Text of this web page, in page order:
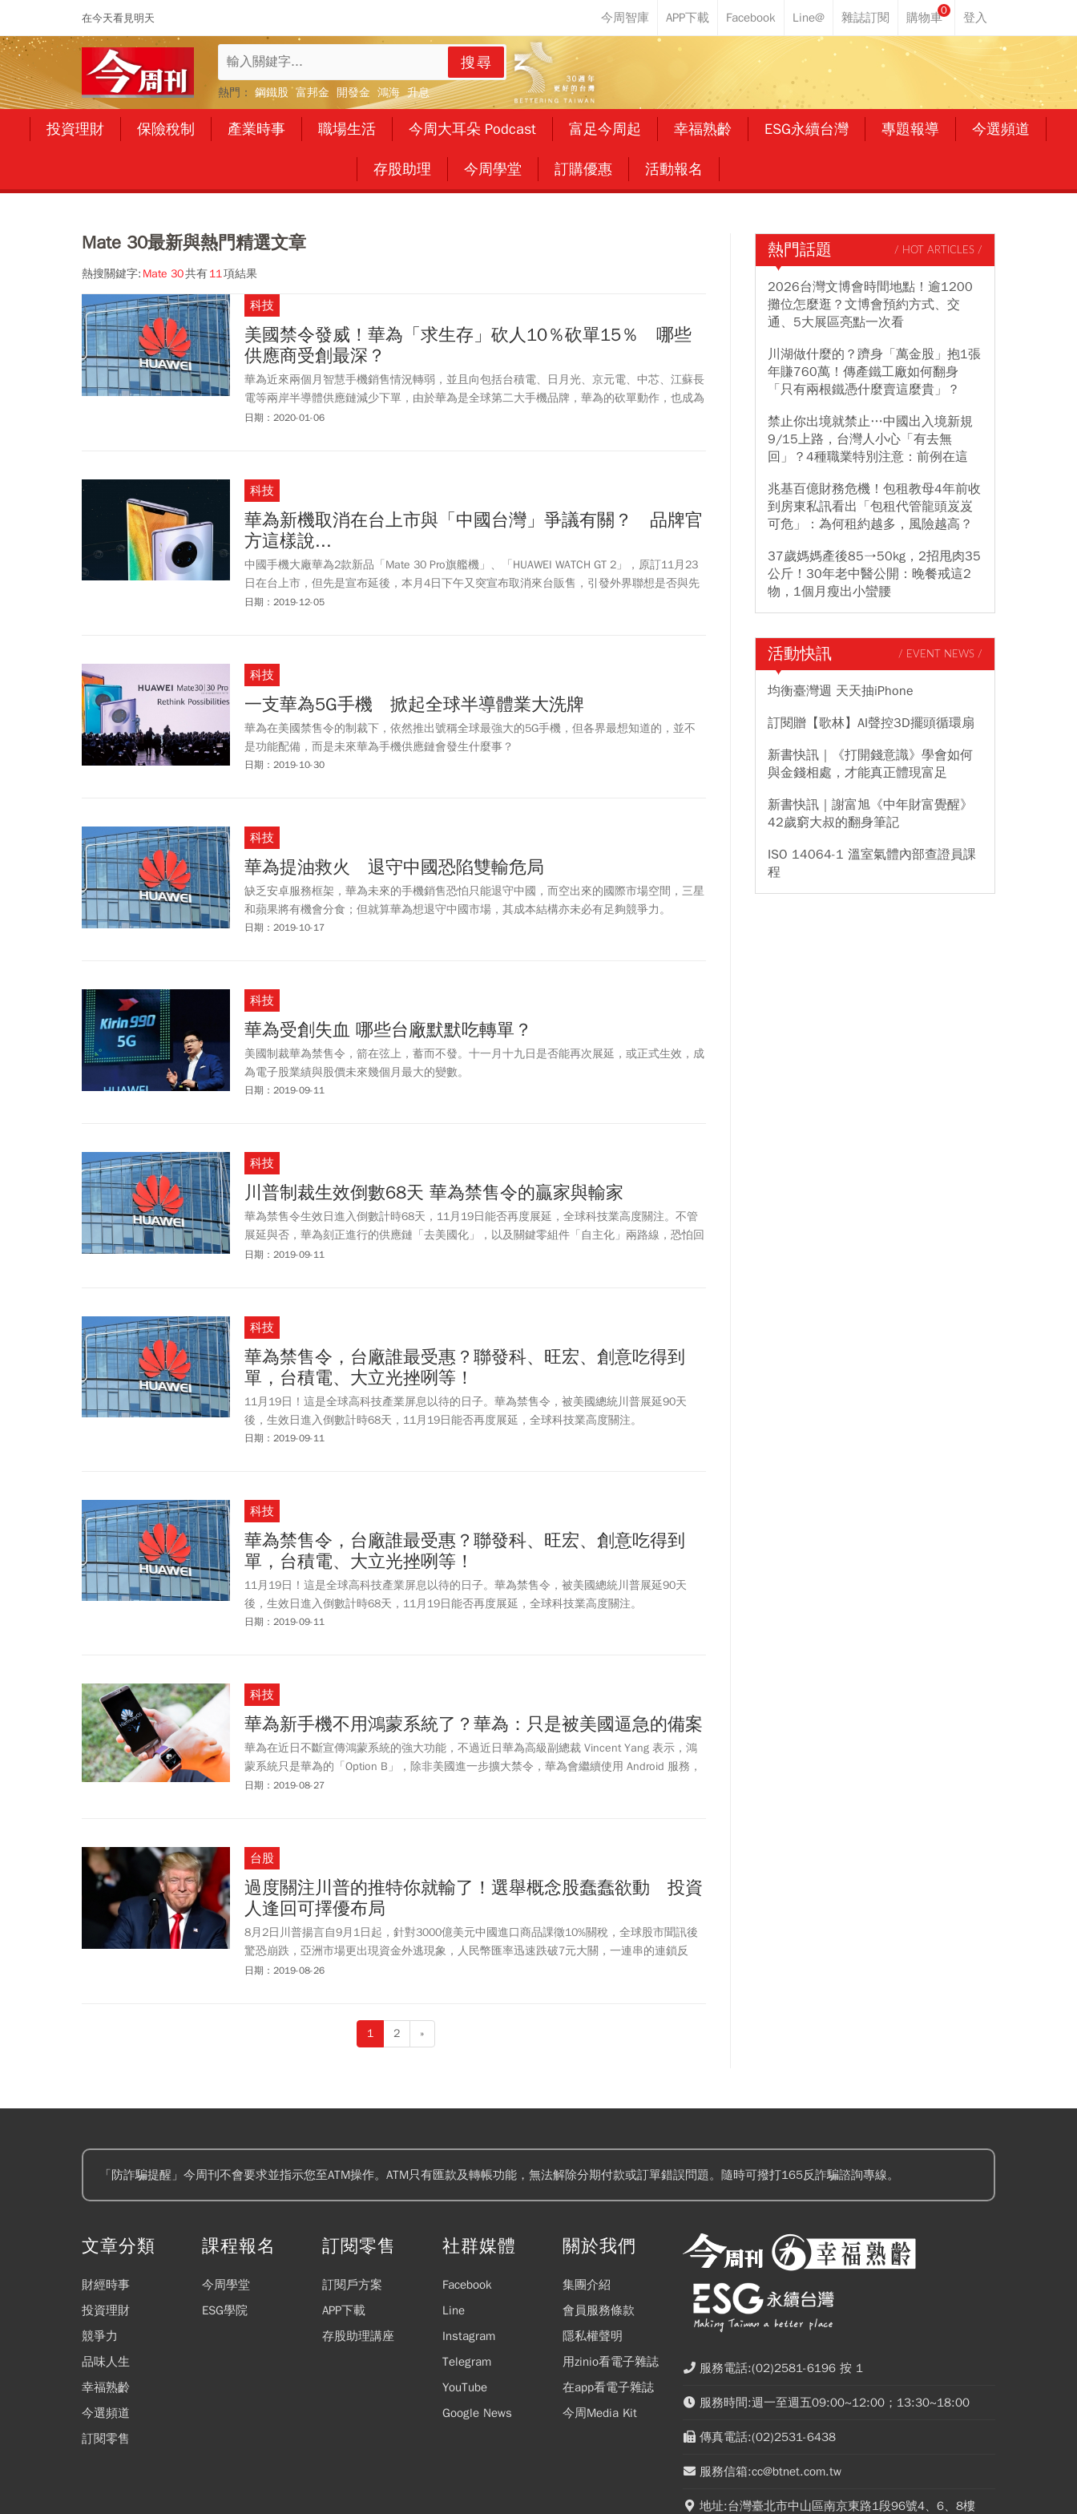
在今天看見明天
0
搜尋
熱門： 鋼鐵股 富邦金 開發金 鴻海 升息
投資理財 保險稅制 產業時事 職場生活 今周大耳朵 Podcast 富足今周起 幸福熟齡 ESG永續台灣 專題報導 今選頻道
存股助理 今周學堂 訂購優惠 活動報名
Mate 30最新與熱門精選文章
熱搜關鍵字: Mate 30共有11項結果
科技
美國禁令發威！華為「求生存」砍人10％砍單15％ 哪些
供應商受創最深？
華為近來兩個月智慧手機銷售情況轉弱，並且向包括台積電、日月光、京元電、中芯、江蘇長
電等兩岸半導體供應鏈減少下單，由於華為是全球第二大手機品牌，華為的砍單動作，也成為
牽動2020年眾多半導體廠商業績成長的重大因素，值得仔細分析探討。
日期：2020-01-06
科技
華為新機取消在台上市與「中國台灣」爭議有關？ 品牌官
方這樣說...
中國手機大廠華為2款新品「Mate 30 Pro旗艦機」、「HUAWEI WATCH GT 2」，原訂11月23
日在台上市，但先是宣布延後，本月4日下午又突宣布取消來台販售，引發外界聯想是否與先
前的「中國台灣」爭議有關，對此，官方僅強調是「供貨問題」，並未多做說明。
日期：2019-12-05
科技
一支華為5G手機 掀起全球半導體業大洗牌
華為在美國禁售令的制裁下，依然推出號稱全球最強大的5G手機，但各界最想知道的，並不
是功能配備，而是未來華為手機供應鏈會發生什麼事？
日期：2019-10-30
科技
華為提油救火 退守中國恐陷雙輸危局
缺乏安卓服務框架，華為未來的手機銷售恐怕只能退守中國，而空出來的國際市場空間，三星
和蘋果將有機會分食；但就算華為想退守中國市場，其成本結構亦未必有足夠競爭力。
日期：2019-10-17
科技
華為受創失血 哪些台廠默默吃轉單？
美國制裁華為禁售令，箭在弦上，蓄而不發。十一月十九日是否能再次展延，或正式生效，成
為電子股業績與股價未來幾個月最大的變數。
日期：2019-09-11
科技
川普制裁生效倒數68天 華為禁售令的贏家與輸家
華為禁售令生效日進入倒數計時68天，11月19日能否再度展延，全球科技業高度關注。不管
展延與否，華為刻正進行的供應鏈「去美國化」，以及關鍵零組件「自主化」兩路線，恐怕回
不去了。這對電子業供應鏈將帶來深遠影響，一個影響台股的變數，正在醞釀之中……
日期：2019-09-11
科技
華為禁售令，台廠誰最受惠？聯發科、旺宏、創意吃得到
單，台積電、大立光挫咧等！
11月19日！這是全球高科技產業屏息以待的日子。華為禁售令，被美國總統川普展延90天
後，生效日進入倒數計時68天，11月19日能否再度展延，全球科技業高度關注。
日期：2019-09-11
科技
華為禁售令，台廠誰最受惠？聯發科、旺宏、創意吃得到
單，台積電、大立光挫咧等！
11月19日！這是全球高科技產業屏息以待的日子。華為禁售令，被美國總統川普展延90天
後，生效日進入倒數計時68天，11月19日能否再度展延，全球科技業高度關注。
日期：2019-09-11
科技
華為新手機不用鴻蒙系統了？華為：只是被美國逼急的備案
華為在近日不斷宣傳鴻蒙系統的強大功能，不過近日華為高級副總裁 Vincent Yang 表示，鴻
蒙系統只是華為的「Option B」，除非美國進一步擴大禁令，華為會繼續使用 Android 服務，
新的華為手機 Mate 30 也不會使用鴻蒙作業系統。
日期：2019-08-27
台股
過度關注川普的推特你就輸了！選舉概念股蠢蠢欲動 投資
人逢回可擇優布局
8月2日川普揚言自9月1日起，針對3000億美元中國進口商品課徵10%關稅，全球股市聞訊後
驚恐崩跌，亞洲市場更出現資金外逃現象，人民幣匯率迅速跌破7元大關，一連串的連鎖反
應，引起市場擔憂貿易戰是否會惡化成為貨幣戰的可能性！
日期：2019-08-26
1 2 »
熱門話題 / HOT ARTICLES /
2026台灣文博會時間地點！逾1200
攤位怎麼逛？文博會預約方式、交
通、5大展區亮點一次看
川湖做什麼的？躋身「萬金股」抱1張
年賺760萬！傳產鐵工廠如何翻身
「只有兩根鐵憑什麼賣這麼貴」？
禁止你出境就禁止…中國出入境新規
9/15上路，台灣人小心「有去無
回」？4種職業特別注意：前例在這
兆基百億財務危機！包租教母4年前收
到房東私訊看出「包租代管龍頭岌岌
可危」：為何租約越多，風險越高？
37歲媽媽產後85→50kg，2招甩肉35
公斤！30年老中醫公開：晚餐戒這2
物，1個月瘦出小蠻腰
活動快訊 / EVENT NEWS /
均衡臺灣週 天天抽iPhone
訂閱贈【歌林】AI聲控3D擺頭循環扇
新書快訊｜《打開錢意識》學會如何
與金錢相處，才能真正體現富足
新書快訊｜謝富旭《中年財富覺醒》
42歲窮大叔的翻身筆記
ISO 14064-1 溫室氣體內部查證員課
程
「防詐騙提醒」今周刊不會要求並指示您至ATM操作。ATM只有匯款及轉帳功能，無法解除分期付款或訂單錯誤問題。隨時可撥打165反詐騙諮詢專線。
文章分類
財經時事
投資理財
競爭力
品味人生
幸福熟齡
今選頻道
訂閱零售
課程報名
今周學堂
ESG學院
訂閱零售
訂閱戶方案
APP下載
存股助理講座
社群媒體
Facebook
Line
Instagram
Telegram
YouTube
Google News
關於我們
集團介紹
會員服務條款
隱私權聲明
用zinio看電子雜誌
在app看電子雜誌
今周Media Kit
服務電話:(02)2581-6196 按 1
服務時間:週一至週五09:00~12:00；13:30~18:00
傳真電話:(02)2531-6438
服務信箱:cc@btnet.com.tw
地址:台灣臺北市中山區南京東路1段96號4、6、8樓